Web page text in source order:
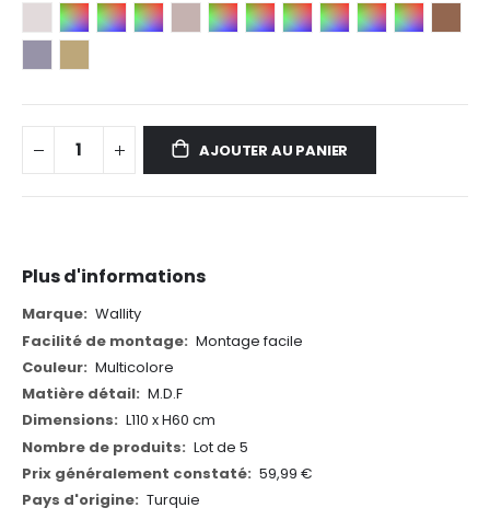
AJOUTER AU PANIER
Plus d'informations
Plus
d'informations
Wallity
Montage facile
Multicolore
M.D.F
L110 x H60 cm
Lot de 5
59,99 €
Turquie